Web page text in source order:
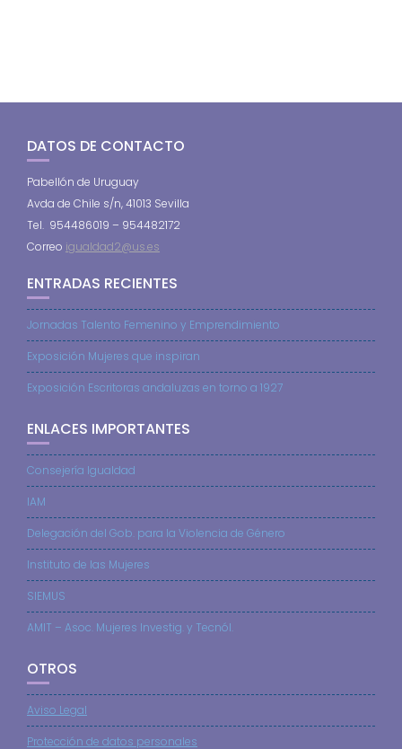
DATOS DE CONTACTO
Pabellón de Uruguay
Avda de Chile s/n, 41013 Sevilla
Tel. 954486019 – 954482172
Correo igualdad2@us.es
ENTRADAS RECIENTES
Jornadas Talento Femenino y Emprendimiento
Exposición Mujeres que inspiran
Exposición Escritoras andaluzas en torno a 1927
ENLACES IMPORTANTES
Consejería Igualdad
IAM
Delegación del Gob. para la Violencia de Género
Instituto de las Mujeres
SIEMUS
AMIT – Asoc. Mujeres Investig. y Tecnól.
OTROS
Aviso Legal
Protección de datos personales